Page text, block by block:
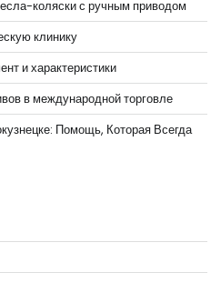
коляски с ручным приводом
клинику
и характеристики
в международной торговле
Помощь, Которая Всегда